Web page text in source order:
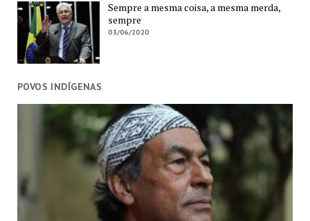
Sempre a mesma coisa, a mesma merda,
sempre
03/06/2020
POVOS INDÍGENAS